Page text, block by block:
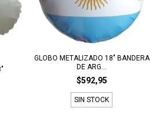
GLOBO METALIZADO 18" BANDERA
DE ARG...
$592,95
SIN STOCK